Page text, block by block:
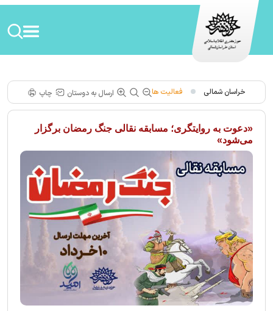
خراسان شمالی فعالیت ها ارسال به دوستان چاپ
«دعوت به روایتگری؛ مسابقه نقالی جنگ رمضان برگزار
می‌شود»